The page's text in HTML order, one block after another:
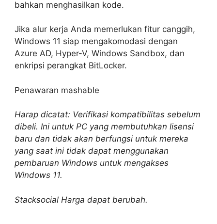
bahkan menghasilkan kode.
Jika alur kerja Anda memerlukan fitur canggih,
Windows 11 siap mengakomodasi dengan
Azure AD, Hyper-V, Windows Sandbox, dan
enkripsi perangkat BitLocker.
Penawaran mashable
Harap dicatat: Verifikasi kompatibilitas sebelum
dibeli. Ini untuk PC yang membutuhkan lisensi
baru dan tidak akan berfungsi untuk mereka
yang saat ini tidak dapat menggunakan
pembaruan Windows untuk mengakses
Windows 11.
Stacksocial Harga dapat berubah.